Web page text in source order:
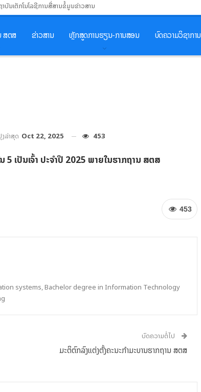
ບັນເຕັກໂນໂລຊີການສື່ສານຂໍ້ມູນຂ່າວສານ
ສຕສ ຂ່າວສານ ຫຼັກສູດການຮຽນ-ການສອນ ບົດຄວາມວິຊາການ
ລ່າສຸດ Oct 22, 2025 453
5 ເປັນເຈົ້າ ປະຈໍາປີ 2025 ພາຍໃນຮາກຖານ ສຕສ
453
systems, Bachelor degree in Information Technology
ບົດຄວາມຕໍ່ໄປ
ມະຕິຕົກລົງແຕ່ງຕັ້ງຄະນະກໍາມະບານຮາກຖານ ສຕສ